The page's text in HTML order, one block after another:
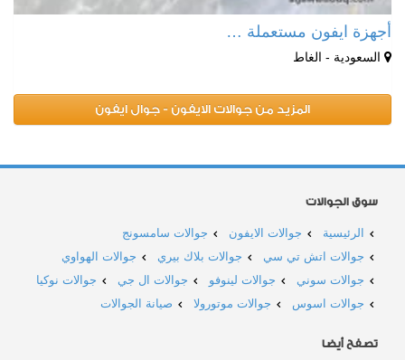
أجهزة ايفون مستعملة …
السعودية - الغاط
المزيد من جوالات الايفون - جوال ايفون
سوق الجوالات
الرئيسية جوالات الايفون
جوالات سامسونج
جوالات اتش تي سي
جوالات بلاك بيري
جوالات الهواوي
جوالات سوني
جوالات لينوفو جوالات ال جي
جوالات نوكيا
جوالات اسوس
جوالات موتورولا صيانة الجوالات
تصفح أيضا